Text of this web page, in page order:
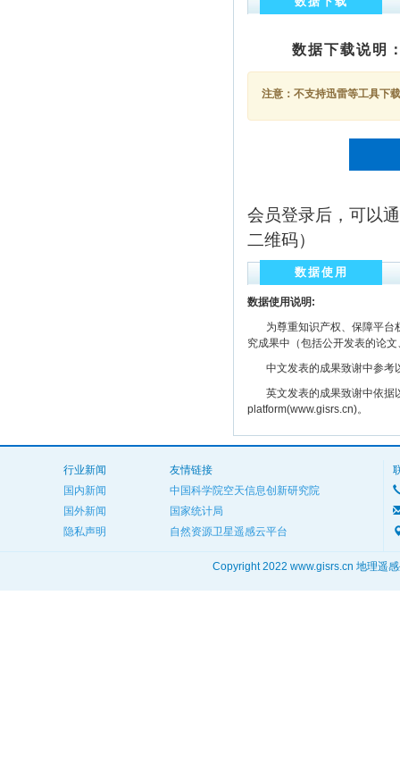
数据下载说明
注意：不支持迅雷等工具下
会员登录后，可以
二维码）
数据使用
数据使用说明:
为尊重知识产权、保障平台
究成果中（包括公开发表的论
中文发表的成果致谢中参考
英文发表的成果致谢中依据
platform(www.gisrs.cn)。
行业新闻
国内新闻
国外新闻
隐私声明
友情链接
中国科学院空天信息创新研究院
国家统计局
自然资源卫星遥感云平台
Copyright 2022 www.gisrs.cn 地理遥